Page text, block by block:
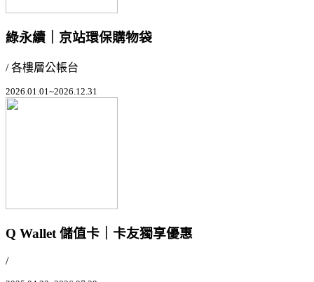
綠永續｜京站環保購物袋
/ 各樓層公帳台
2026.01.01~2026.12.31
Q Wallet 儲值卡｜卡友獨享優惠
/